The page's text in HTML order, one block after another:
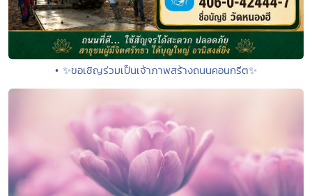
• ✨ขอเชิญร่วมเป็นเจ้าภาพสร้างถนนคอนกรีต✨